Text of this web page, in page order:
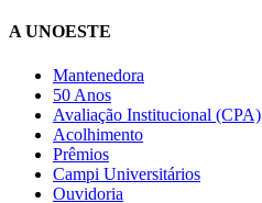
A UNOESTE
Mantenedora
50 Anos
Avaliação Institucional (CPA)
Acolhimento
Prêmios
Campi Universitários
Ouvidoria